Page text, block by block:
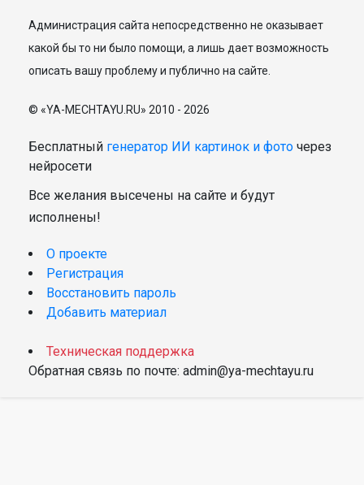
Администрация сайта непосредственно не оказывает
какой бы то ни было помощи, а лишь дает возможность
описать вашу проблему и публично на сайте.
© «YA-MECHTAYU.RU» 2010 - 2026
Бесплатный генератор ИИ картинок и фото через
нейросети
Все желания высечены на сайте и будут
исполнены!
О проекте
Регистрация
Восстановить пароль
Добавить материал
Техническая поддержка
Обратная связь по почте: admin@ya-mechtayu.ru